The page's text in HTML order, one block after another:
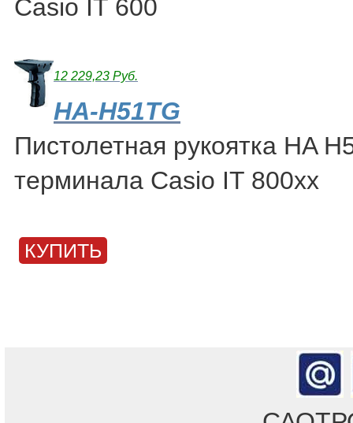
Casio IT 600
12 229,23 Руб.
HA-H51TG
Пистолетная рукоятка HA
терминала Casio IT 800xx
КУПИТЬ